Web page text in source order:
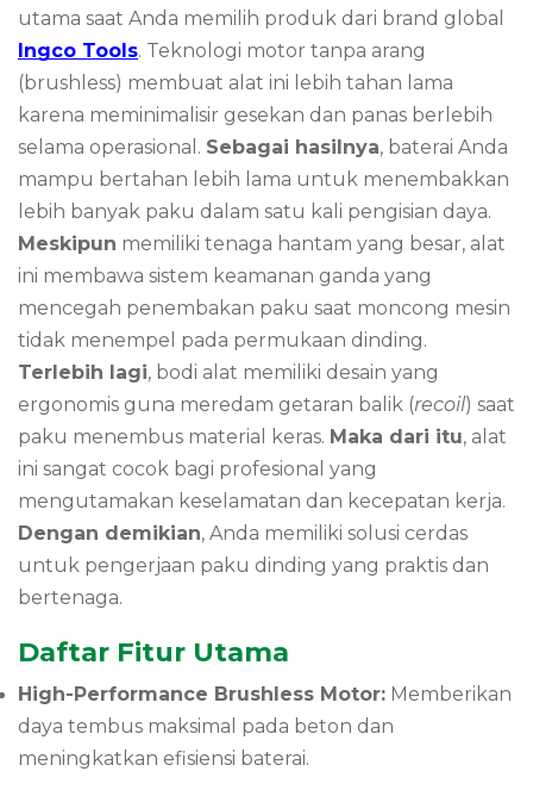
utama saat Anda memilih produk dari brand global
Ingco Tools. Teknologi motor tanpa arang
(brushless) membuat alat ini lebih tahan lama
karena meminimalisir gesekan dan panas berlebih
selama operasional. Sebagai hasilnya, baterai Anda
mampu bertahan lebih lama untuk menembakkan
lebih banyak paku dalam satu kali pengisian daya.
Meskipun memiliki tenaga hantam yang besar, alat
ini membawa sistem keamanan ganda yang
mencegah penembakan paku saat moncong mesin
tidak menempel pada permukaan dinding.
Terlebih lagi, bodi alat memiliki desain yang
ergonomis guna meredam getaran balik (recoil) saat
paku menembus material keras. Maka dari itu, alat
ini sangat cocok bagi profesional yang
mengutamakan keselamatan dan kecepatan kerja.
Dengan demikian, Anda memiliki solusi cerdas
untuk pengerjaan paku dinding yang praktis dan
bertenaga.
Daftar Fitur Utama
High-Performance Brushless Motor: Memberikan
daya tembus maksimal pada beton dan
meningkatkan efisiensi baterai.